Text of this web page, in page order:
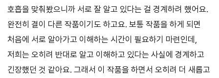
호흡을 맞춰봤으니까 서로 잘 알고 있다는 걸 경계하려 했어요.
완전히 결이 다른 작품이기도 하고요. 보통 작품을 하게 되면
처음에 서로 알아가고 이해하는 시간이 필요하기 마련인데,
저희는 오히려 반대로 알고 이해하고 있다는 사실에 경계하고
긴장했던 것 같아요. 그래서 이 작품을 하면서 오히려 더 새롭고